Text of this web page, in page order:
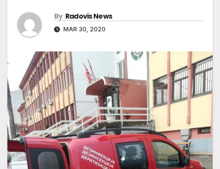
By Radovis News
MAR 30, 2020